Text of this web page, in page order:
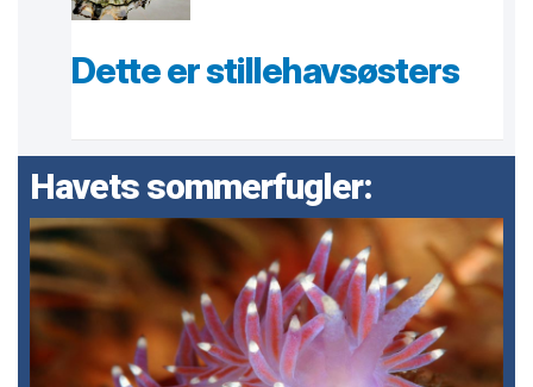
Dette er stillehavsøsters
Havets sommerfugler: